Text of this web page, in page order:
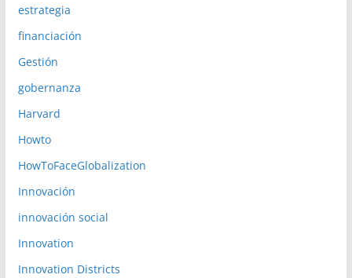
estrategia
financiación
Gestión
gobernanza
Harvard
Howto
HowToFaceGlobalization
Innovación
innovación social
Innovation
Innovation Districts